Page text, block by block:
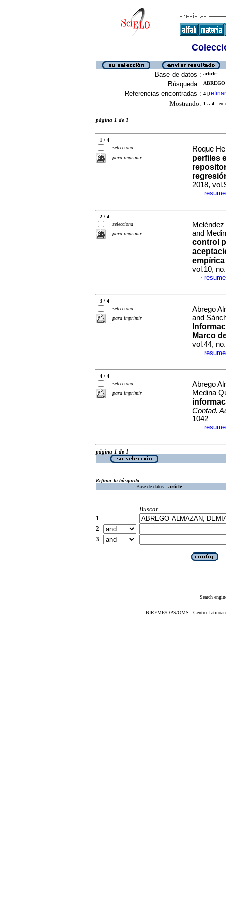
Base de datos : article
Búsqueda :
Referencias encontradas : 4 [refinar
Mostrando: 1 .. 4 en
página 1 de 1
1 / 4
selecciona
para imprimir
Roque
perfiles
2018,
·
2 / 4
selecciona
para imprimir
and
control
vol.10,
·
3 / 4
selecciona
para imprimir
Abrego
and
Marco
vol.44,
·
4 / 4
selecciona
para imprimir
Abrego
Medina
Contad.
1042
·
página 1 de 1
Refinar la búsqueda
Base de datos : article
Buscar
1
2
3
Search
BIREME/OPS/OMS - Centro